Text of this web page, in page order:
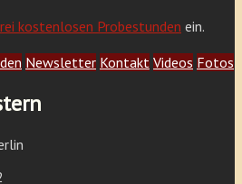
kostenlosen Probestunden ein.
Newsletter Kontakt Videos Fotos